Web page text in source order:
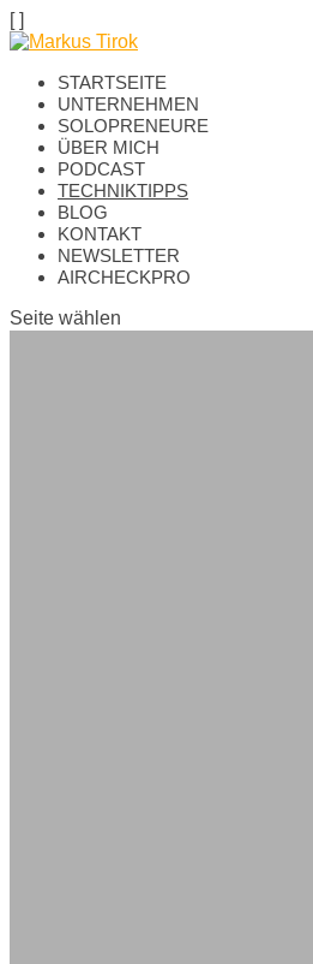
[ ]
STARTSEITE
UNTERNEHMEN
SOLOPRENEURE
ÜBER MICH
PODCAST
TECHNIKTIPPS
BLOG
KONTAKT
NEWSLETTER
AIRCHECKPRO
Seite wählen